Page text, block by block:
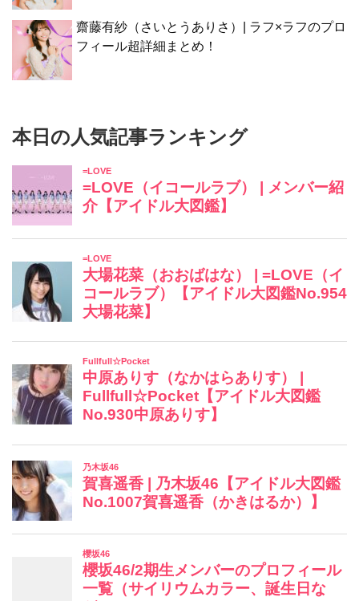
齋藤有紗（さいとうありさ）| ラフ×ラフのプロ
フィール超詳細まとめ！
本日の人気記事ランキング